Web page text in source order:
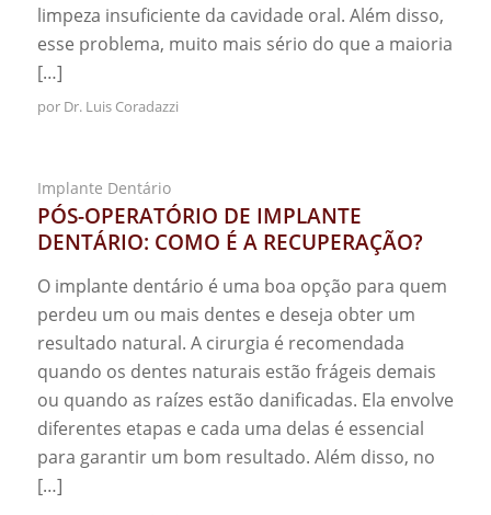
limpeza insuficiente da cavidade oral. Além disso,
esse problema, muito mais sério do que a maioria
[…]
por Dr. Luis Coradazzi
Implante Dentário
PÓS-OPERATÓRIO DE IMPLANTE
DENTÁRIO: COMO É A RECUPERAÇÃO?
O implante dentário é uma boa opção para quem
perdeu um ou mais dentes e deseja obter um
resultado natural. A cirurgia é recomendada
quando os dentes naturais estão frágeis demais
ou quando as raízes estão danificadas. Ela envolve
diferentes etapas e cada uma delas é essencial
para garantir um bom resultado. Além disso, no
[…]